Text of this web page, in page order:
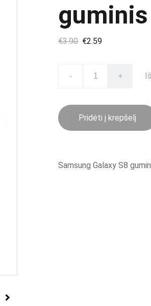
€3.90 €2.59
- +
Pridėti į krepšelį
Samsung Galaxy S8